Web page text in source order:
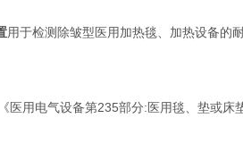
用于检测除皱型医用加热毯、加热设备的耐
医用电气设备第235部分:医用毯、垫或